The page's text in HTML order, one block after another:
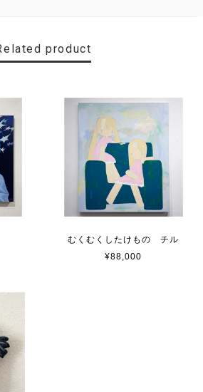
product
むくむくしたけもの チル
¥88,000